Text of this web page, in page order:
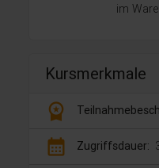
im
Kursmerkmale
workspace_premium
calendar_month Zugriffsdauer: